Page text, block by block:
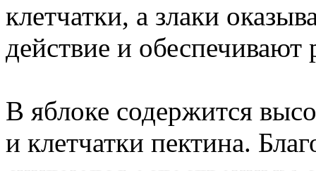
клетчатки, а злаки
действие и
В яблоке содержится
и клетчатки пектина.